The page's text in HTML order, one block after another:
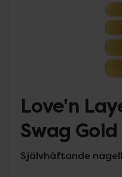
Love'n
Swag Gold
Självhäftande